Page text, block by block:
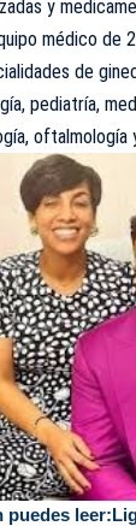
y
médico de
de
pediatría,
oftalmología
puedes leer: